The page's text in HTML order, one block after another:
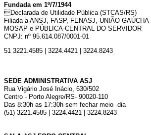
Fundada em 1º/7/1944
Declarada de Utilidade Pública (STCAS/RS)
Filiada a ANSJ, FASP, FENASJ, UNIÃO GAÚCHA
MOSAP e PÚBLICA-CENTRAL DO SERVIDOR
CNPJ: nº 95.614.087/0001-01
51 3221.4585 | 3224.4421 | 3224.8243
SEDE ADMINISTRATIVA ASJ
Rua Vigário José Inácio, 630/502
Centro - Porto Alegre/RS- 90020-110
Das 8:30h as 17:30h sem fechar meio dia
(51) 3221.4585 | 3224.4421 | 3224.8243